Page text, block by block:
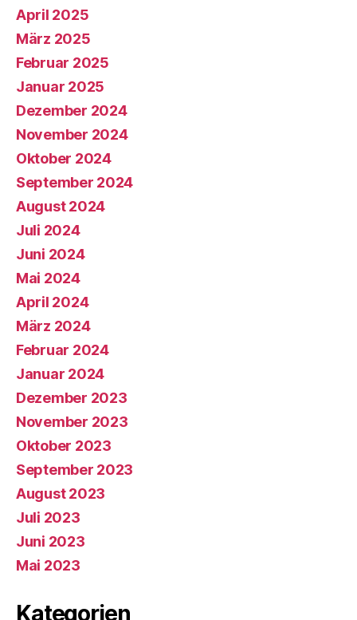
April 2025
März 2025
Februar 2025
Januar 2025
Dezember 2024
November 2024
Oktober 2024
September 2024
August 2024
Juli 2024
Juni 2024
Mai 2024
April 2024
März 2024
Februar 2024
Januar 2024
Dezember 2023
November 2023
Oktober 2023
September 2023
August 2023
Juli 2023
Juni 2023
Mai 2023
Kategorien